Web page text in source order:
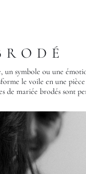
un symbole ou une
le voile en une
de mariée brodés sont